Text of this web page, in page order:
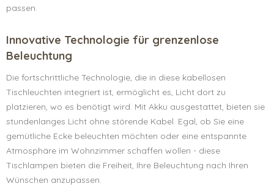
passen.
Innovative Technologie für grenzenlose
Beleuchtung
Die fortschrittliche Technologie, die in diese kabellosen
Tischleuchten integriert ist, ermöglicht es, Licht dort zu
platzieren, wo es benötigt wird. Mit Akku ausgestattet, bieten sie
stundenlanges Licht ohne störende Kabel. Egal, ob Sie eine
gemütliche Ecke beleuchten möchten oder eine entspannte
Atmosphäre im Wohnzimmer schaffen wollen - diese
Tischlampen bieten die Freiheit, Ihre Beleuchtung nach Ihren
Wünschen anzupassen.